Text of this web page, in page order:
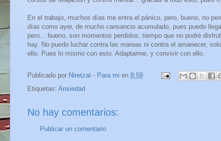
En el trabajo, muchos días me entra el pánico, pero, bueno, no
días como ayer, de mucho cansancio acumulado, pues puedo
pero... bueno, son momentos perdidos, tiempo que no podré
hay. No puedo luchar contra las mareas ni contra el amanecer,
ello. Pues lo mismo con esto. Adaptarme, y convivir con ello.
Publicado por Niretzat - Para mi en 8:59
Etiquetas: Ansiedad
No hay comentarios:
Publicar un comentario